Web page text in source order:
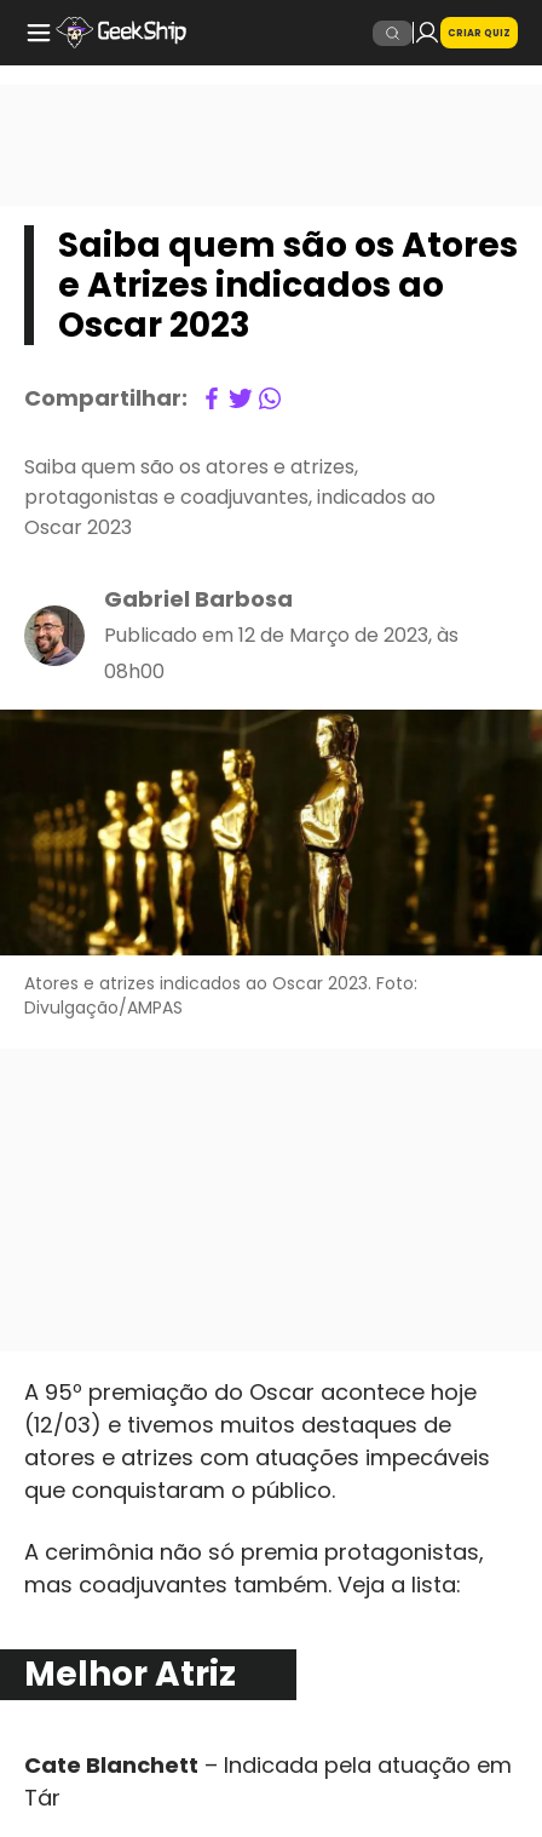
CRIAR QUIZ
Saiba quem são os Atores
e Atrizes indicados ao
Oscar 2023
Compartilhar:
Saiba quem são os atores e atrizes,
protagonistas e coadjuvantes, indicados ao
Oscar 2023
Gabriel Barbosa
Publicado em 12 de Março de 2023, às
08h00
Atores e atrizes indicados ao Oscar 2023. Foto:
Divulgação/AMPAS
A 95º premiação do Oscar acontece hoje
(12/03) e tivemos muitos destaques de
atores e atrizes com atuações impecáveis
que conquistaram o público.
A cerimônia não só premia protagonistas,
mas coadjuvantes também. Veja a lista:
Melhor Atriz
Cate Blanchett – Indicada pela atuação em
Tár